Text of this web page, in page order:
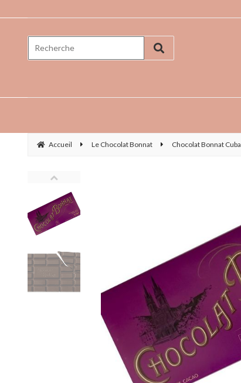
Accueil Le Chocolat Bonnat Chocolat Bonnat Cuba